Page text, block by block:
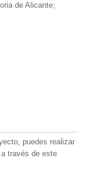
de Alicante;
puedes realizar
través de este